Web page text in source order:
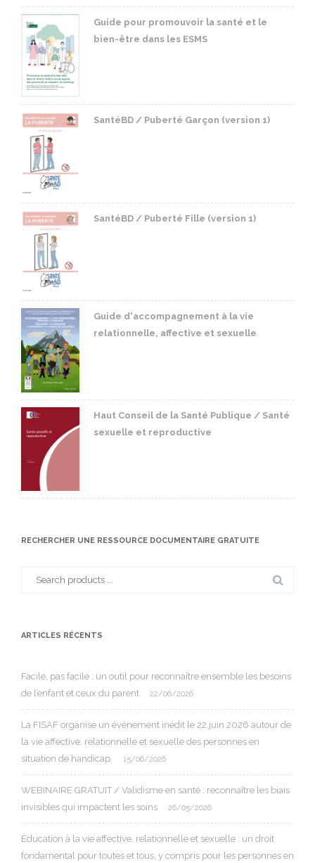
Guide pour promouvoir la santé et le
bien-être dans les ESMS
SantéBD / Puberté Garçon (version 1)
SantéBD / Puberté Fille (version 1)
Guide d'accompagnement à la vie
relationnelle, affective et sexuelle
Haut Conseil de la Santé Publique / Santé
sexuelle et reproductive
RECHERCHER UNE RESSOURCE DOCUMENTAIRE GRATUITE
ARTICLES RÉCENTS
Facile, pas facile : un outil pour reconnaître ensemble les besoins
de l’enfant et ceux du parent
22/06/2026
La FISAF organise un événement inédit le 22 juin 2026 autour de
la vie affective, relationnelle et sexuelle des personnes en
situation de handicap.
15/06/2026
WEBINAIRE GRATUIT / Validisme en santé : reconnaître les biais
invisibles qui impactent les soins
26/05/2026
Éducation à la vie affective, relationnelle et sexuelle : un droit
fondamental pour toutes et tous, y compris pour les personnes en